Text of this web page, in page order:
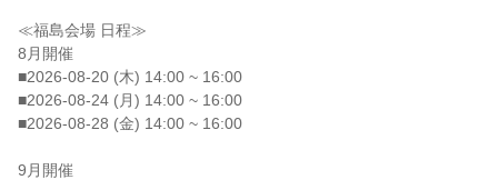
≪福島会場 日程≫
8月開催
■2026-08-20 (木) 14:00 ~ 16:00
■2026-08-24 (月) 14:00 ~ 16:00
■2026-08-28 (金) 14:00 ~ 16:00
9月開催